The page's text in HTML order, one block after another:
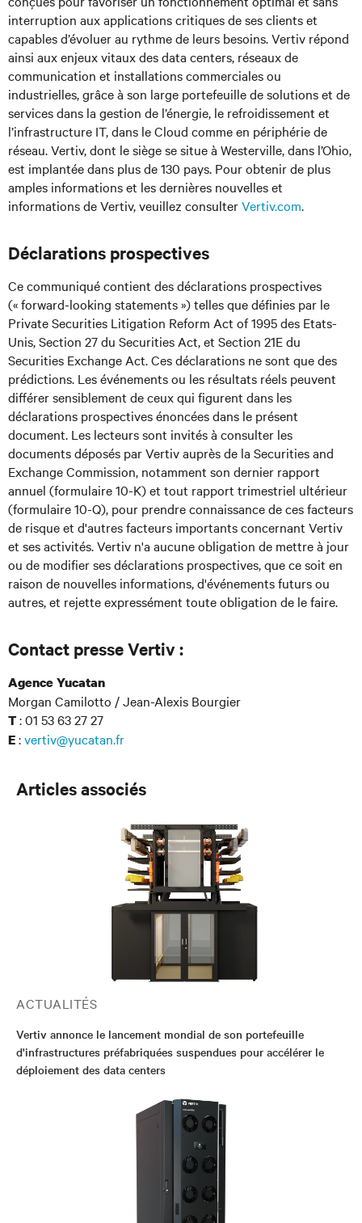
interruption aux applications critiques de ses clients et
capables d’évoluer au rythme de leurs besoins. Vertiv répond
ainsi aux enjeux vitaux des data centers, réseaux de
communication et installations commerciales ou
industrielles, grâce à son large portefeuille de solutions et de
services dans la gestion de l’énergie, le refroidissement et
l’infrastructure IT, dans le Cloud comme en périphérie de
réseau. Vertiv, dont le siège se situe à Westerville, dans l’Ohio,
est implantée dans plus de 130 pays. Pour obtenir de plus
amples informations et les dernières nouvelles et
informations de Vertiv, veuillez consulterVertiv.com.
Déclarations prospectives
Ce communiqué contient des déclarations prospectives
(« forward-looking statements ») telles que définies par le
Private Securities Litigation Reform Act of 1995 des Etats-
Unis, Section 27 du Securities Act, et Section 21E du
Securities Exchange Act. Ces déclarations ne sont que des
prédictions. Les événements ou les résultats réels peuvent
différer sensiblement de ceux qui figurent dans les
déclarations prospectives énoncées dans le présent
document. Les lecteurs sont invités à consulter les
documents déposés par Vertiv auprès de la Securities and
Exchange Commission, notamment son dernier rapport
annuel (formulaire 10-K) et tout rapport trimestriel ultérieur
(formulaire 10-Q), pour prendre connaissance de ces facteurs
de risque et d'autres facteurs importants concernant Vertiv
et ses activités. Vertiv n'a aucune obligation de mettre à jour
ou de modifier ses déclarations prospectives, que ce soit en
raison de nouvelles informations, d'événements futurs ou
autres, et rejette expressément toute obligation de le faire.
Contact presse Vertiv :
Agence Yucatan
Morgan Camilotto / Jean-Alexis Bourgier
T: 01 53 63 27 27
E:vertiv@yucatan.fr
Articles associés
ACTUALITÉS
Vertiv annonce le lancement mondial de son portefeuille
d'infrastructures préfabriquées suspendues pour accélérer le
déploiement des data centers